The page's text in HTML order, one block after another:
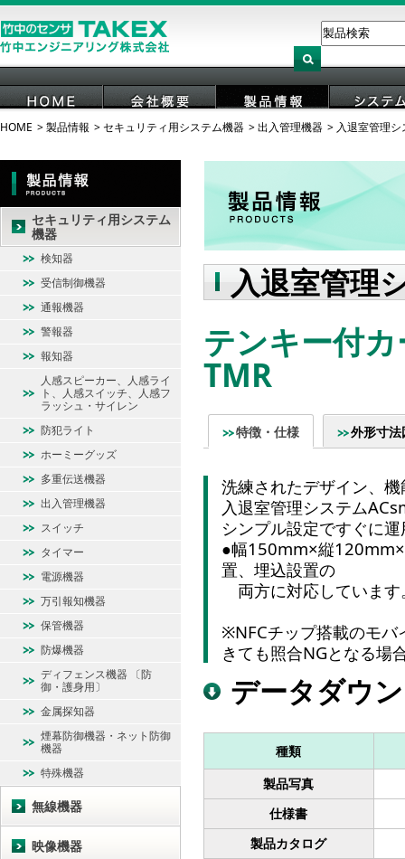
HOME 会社概要 製品情報 システ
HOME 製品情報 セキュリティ用システム機器 出入管理機器 入退室管理
入退室管理
テンキー付
TMR
特徴・仕様 外形寸法
洗練されたデザイン、
入退室管理システム
シンプル設定ですぐに
●幅150mm×縦
置、埋込設置の
両方に対応しています
※NFCチップ搭載のモバ
きても照合NGとなる場
データダウ
種類
製品写真
仕様書
製品カタログ
セキュリティ用システム
機器
検知器
受信制御機器
通報機器
警報器
報知器
人感スピーカー、人感ライ
ト、人感スイッチ、人感フ
ラッシュ・サイレン
防犯ライト
ホーミーグッズ
多重伝送機器
出入管理機器
スイッチ
タイマー
電源機器
万引報知機器
保管機器
防爆機器
ディフェンス機器 〔防
御・護身用〕
金属探知器
煙幕防御機器・ネット防御
機器
特殊機器
無線機器
映像機器